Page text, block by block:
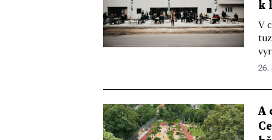
k
V
26.
A